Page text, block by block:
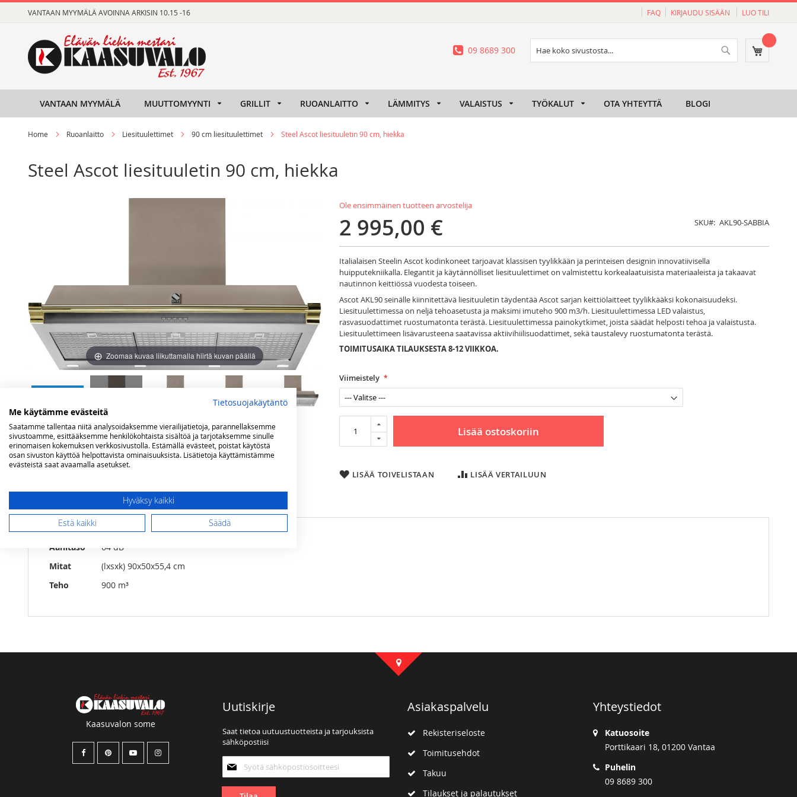
to
VANTAAN MYYMÄLÄ AVOINNA ARKISIN 10.15 -16 FAQ KIRJAUDU SISÄÄN LUO TILI
Ostoskori
Haku
09 8689 300
VANTAAN MYYMÄLÄ MUUTTOMYYNTI GRILLIT RUOANLAITTO LÄMMITYS VALAISTUS TYÖKALUT OTA YHTEYTTÄ BLOGI
Home Ruoanlaitto Liesituulettimet 90 cm liesituulettimet Steel Ascot liesituuletin 90 cm, hiekka
Steel Ascot liesituuletin 90 cm, hiekka
Ole ensimmäinen tuotteen arvostelija
2 995,00 € SKU AKL90-SABBIA
Italialaisen Steelin Ascot kodinkoneet tarjoavat klassisen tyylikkään ja perinteisen designin innovatiivisella
huipputekniikalla. Elegantit ja käytännölliset liesituulettimet on valmistettu korkealaatuisista materiaaleista ja takaavat
nautinnon keittiössä vuodesta toiseen.
Ascot AKL90 seinälle kiinnitettävä liesituuletin täydentää Ascot sarjan keittiölaitteet tyylikkääksi kokonaisuudeksi.
Liesituulettimessa on neljä tehoasetusta ja maksimi imuteho 900 m3/h. Liesituulettimessa LED valaistus,
rasvasuodattimet ruostumatonta terästä. Liesituulettimessa painokytkimet, joista säädät helposti tehoa ja valaistusta.
Liesituulettimeen lisävarusteena saatavissa aktiivihiilisuodattimet, sekä taustalevy ruostumatonta terästä.
TOIMITUSAIKA TILAUKSESTA 8-12 VIIKKOA.
Viimeistely
Lisää ostoskoriin
LISÄÄ TOIVELISTAAN LISÄÄ VERTAILUUN
Zoomaa kuvaa liikuttamalla hiirtä kuvan päällä
Äänitaso
64 dB
Mitat
(lxsxk) 90x50x55,4 cm
Teho
900 m³
Arvostelut
Kaasuvalon some
Uutiskirje
Saat tietoa uutuustuotteista ja tarjouksista
sähköpostiisi
uutiskirjeemme:
Asiakaspalvelu
Rekisteriseloste
Toimitusehdot
Takuu
Tilaukset ja palautukset
Yhteystiedot
Katuosoite
Porttikaari 18, 01200 Vantaa
Puhelin
09 8689 300
Tietosuojakäytäntö
Me käytämme evästeitä
Saatamme tallentaa niitä analysoidaksemme vierailijatietoja, parannellaksemme
sivustoamme, esittääksemme henkilökohtaista sisältöä ja tarjotaksemme sinulle
erinomaisen kokemuksen verkkosivustolla. Estämällä evästeet, poistat käytöstä
osan sivuston käyttöä helpottavista ominaisuuksista. Lisätietoja käyttämistämme
evästeistä saat avaamalla asetukset.
Hyväksy kaikki
Estä kaikki Säädä